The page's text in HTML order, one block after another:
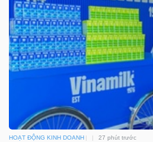
HOẠT ĐỘNG KINH DOANH 27 phút trước
THÔNG
TIN
VỤ
TRUYỀN